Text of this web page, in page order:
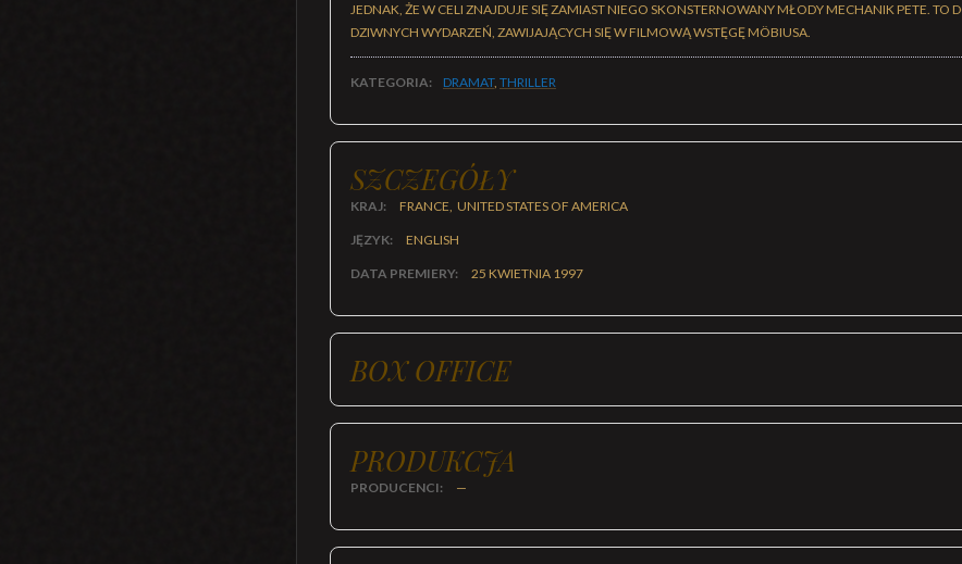
JEDNAK, ŻE W CELI ZNAJDUJE SIĘ ZAMIAST NIEGO SKONSTERNOWANY MŁODY MECHANIK PETE. TO
DZIWNYCH WYDARZEŃ, ZAWIJAJĄCYCH SIĘ W FILMOWĄ WSTĘGĘ MÖBIUSA.
KATEGORIA: DRAMAT, THRILLER
SZCZEGÓŁY
KRAJ: FRANCE, UNITED STATES OF AMERICA
JĘZYK: ENGLISH
DATA PREMIERY: 25 KWIETNIA 1997
BOX OFFICE
PRODUKCJA
PRODUCENCI: —